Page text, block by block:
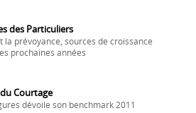
des Particuliers
la prévoyance, sources de croissance
prochaines années
Courtage
dévoile son benchmark 2011